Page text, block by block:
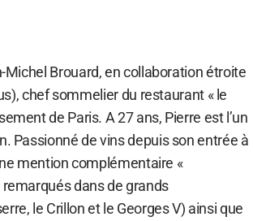
Brouard, en collaboration étroite
chef sommelier du restaurant « le
de Paris. A 27 ans, Pierre est l’un
Passionné de vins depuis son entrée à
mention complémentaire «
dans de grands
le Crillon et le Georges V) ainsi que